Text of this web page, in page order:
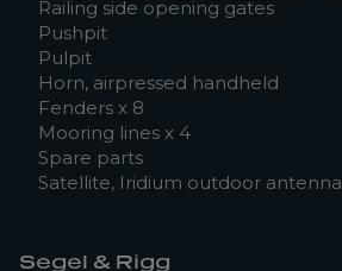
Railing side opening gates
Pushpit
Pulpit
Horn, airpressed handheld
Fenders x 8
Mooring lines x 4
Spare parts
Satellite, Iridium outdoor antenna
Segel & Rigg